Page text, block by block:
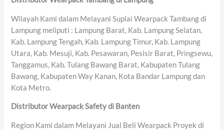
Wilayah Kami dalam Melayani Suplai Wearpack Tambang di
Lampung meliputi : Lampung Barat, Kab. Lampung Selatan,
Kab. Lampung Tengah, Kab. Lampung Timur, Kab. Lampung
Utara, Kab. Mesuji, Kab. Pesawaran, Pesisir Barat, Pringsewu,
Tanggamus, Kab. Tulang Bawang Barat, Kabupaten Tulang
Bawang, Kabupaten Way Kanan, Kota Bandar Lampung dan
Kota Metro.
Distributor Wearpack Safety di Banten
Region Kami dalam Melayani Jual Beli Wearpack Proyek di